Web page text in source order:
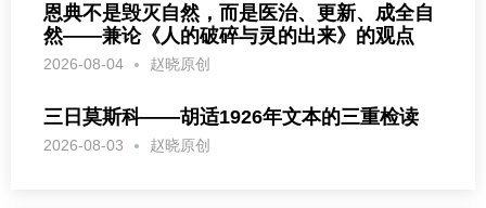
恩典不是毁灭自然，而是医治、更新、成全自
然——兼论《人的破碎与灵的出来》的观点
2026-08-04 赵晓原创
三日莫斯科——胡适1926年文本的三重检读
2026-08-03 赵晓原创